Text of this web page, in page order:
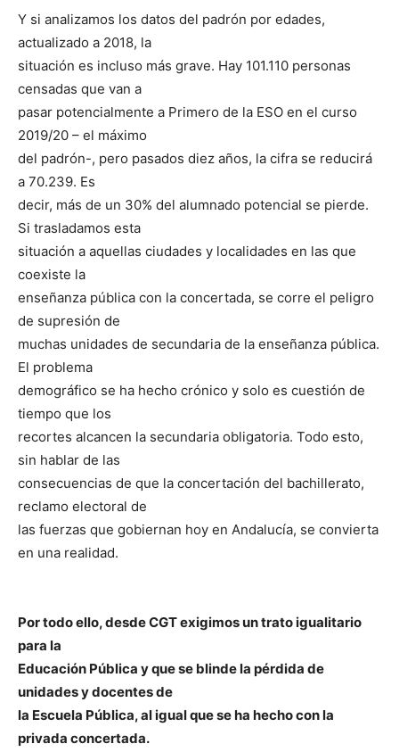
Y si analizamos los datos del padrón por edades,
actualizado a 2018, la
situación es incluso más grave. Hay 101.110 personas
censadas que van a
pasar potencialmente a Primero de la ESO en el curso
2019/20 – el máximo
del padrón-, pero pasados diez años, la cifra se reducirá
a 70.239. Es
decir, más de un 30% del alumnado potencial se pierde.
Si trasladamos esta
situación a aquellas ciudades y localidades en las que
coexiste la
enseñanza pública con la concertada, se corre el peligro
de supresión de
muchas unidades de secundaria de la enseñanza pública.
El problema
demográfico se ha hecho crónico y solo es cuestión de
tiempo que los
recortes alcancen la secundaria obligatoria. Todo esto,
sin hablar de las
consecuencias de que la concertación del bachillerato,
reclamo electoral de
las fuerzas que gobiernan hoy en Andalucía, se convierta
en una realidad.
Por todo ello, desde CGT exigimos un trato igualitario
para la
Educación Pública y que se blinde la pérdida de
unidades y docentes de
la Escuela Pública, al igual que se ha hecho con la
privada concertada.